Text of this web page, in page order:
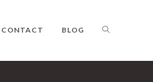
CONTACT BLOG TOGGLE